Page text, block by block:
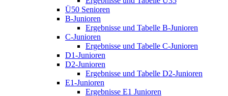
Ü50 Senioren
B-Junioren
Ergebnisse und Tabelle B-Junioren
C-Junioren
Ergebnisse und Tabelle C-Junioren
D1-Junioren
D2-Junioren
Ergebnisse und Tabelle D2-Junioren
E1-Junioren
Ergebnisse E1 Junioren